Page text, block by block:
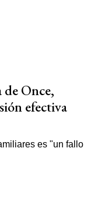
de Once,
efectiva